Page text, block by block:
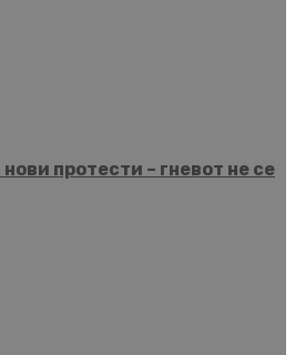
протести – гневот не се